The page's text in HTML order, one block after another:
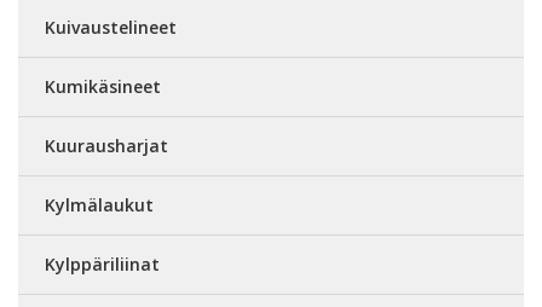
Kuivaustelineet
Kumikäsineet
Kuurausharjat
Kylmälaukut
Kylppäriliinat